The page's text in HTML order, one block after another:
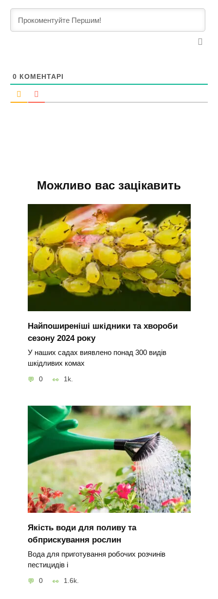
0 КОМЕНТАРІ
Можливо вас зацікавить
Найпоширеніші шкідники та хвороби
сезону 2024 року
У наших садах виявлено понад 300 видів
шкідливих комах
0 1k.
Якість води для поливу та
обприскування рослин
Вода для приготування робочих розчинів
пестицидів і
0 1.6k.